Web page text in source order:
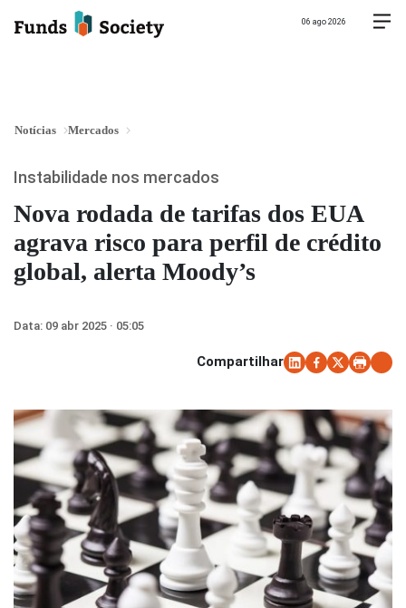
06 ago 2026
Notícias Mercados
Nova rodada de tarifas dos EUA
agrava risco para perfil de crédito
global, alerta Moody’s
Instabilidade nos mercados
Data: 09 abr 2025 · 05:05
Compartilhar